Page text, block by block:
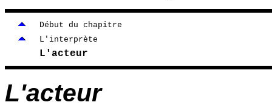
Début du chapitre
L'interprète
L'acteur
L'acteur